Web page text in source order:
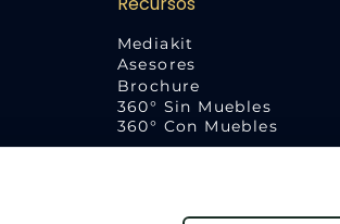
Mediakit
Asesores
Brochure
360° Sin Muebles
360° Con Muebles